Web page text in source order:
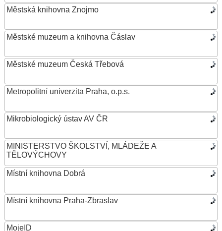
Městská knihovna Znojmo
Městské muzeum a knihovna Čáslav
Městské muzeum Česká Třebová
Metropolitní univerzita Praha, o.p.s.
Mikrobiologický ústav AV ČR
MINISTERSTVO ŠKOLSTVÍ, MLÁDEŽE A
TĚLOVÝCHOVY
Místní knihovna Dobrá
Místní knihovna Praha-Zbraslav
MojeID